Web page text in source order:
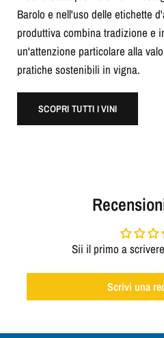
Barolo e nell'uso delle etichette
produttiva combina tradizione e
un'attenzione particolare alla
pratiche sostenibili in vigna.
SCOPRI TUTTI I VINI
Sii il primo a
Scrivi una